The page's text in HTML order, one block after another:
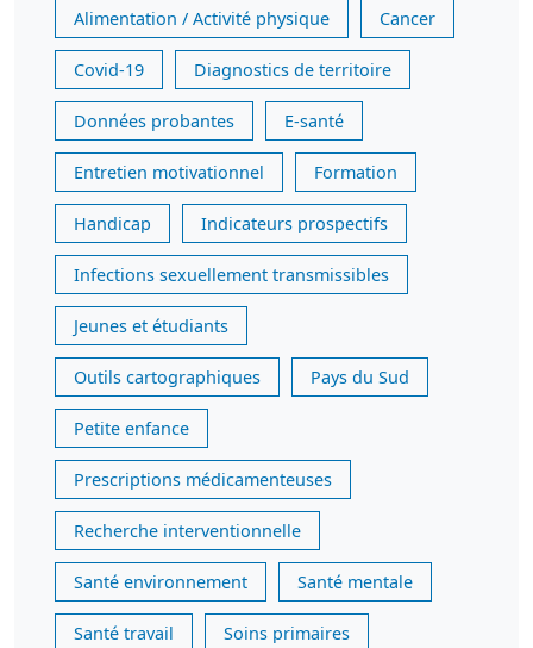
Alimentation / Activité physique Cancer
Covid-19 Diagnostics de territoire
Données probantes E-santé
Entretien motivationnel Formation
Handicap Indicateurs prospectifs
Infections sexuellement transmissibles
Jeunes et étudiants
Outils cartographiques Pays du Sud
Petite enfance
Prescriptions médicamenteuses
Recherche interventionnelle
Santé environnement Santé mentale
Santé travail Soins primaires